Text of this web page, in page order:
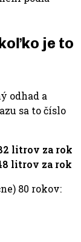
je to
odhad a
sa to číslo
litrov za rok
litrov za rok
80 rokov: